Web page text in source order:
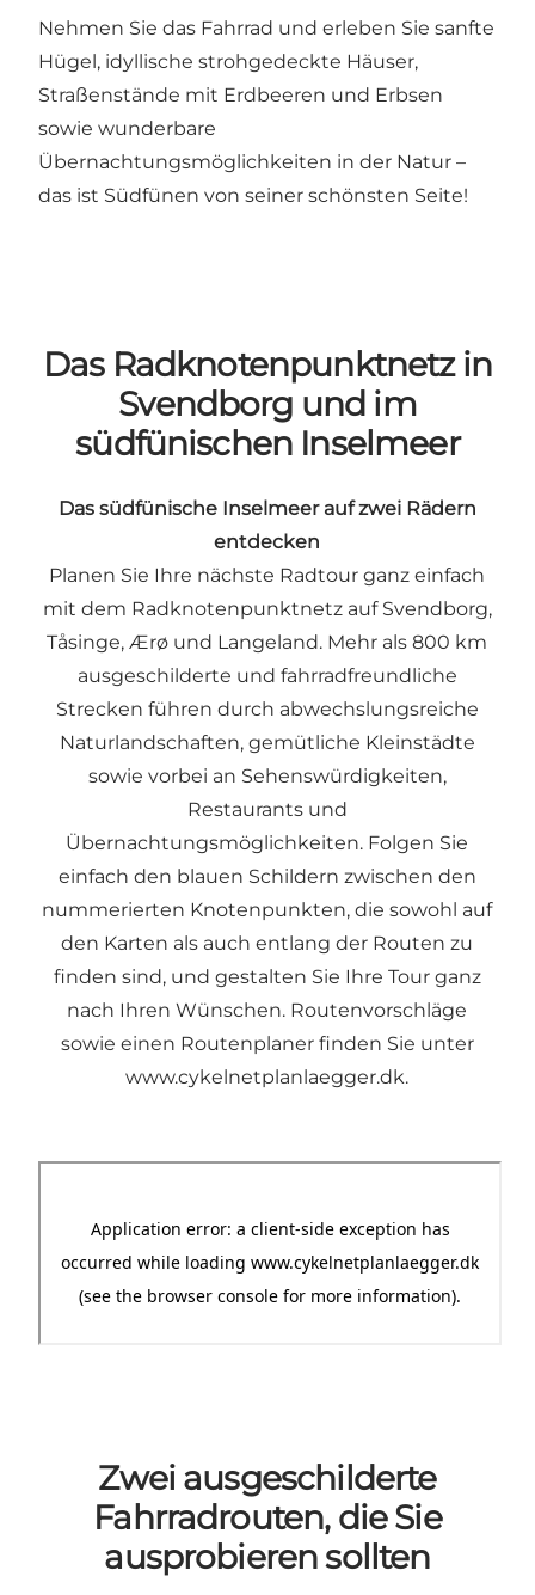
Nehmen Sie das Fahrrad und erleben Sie sanfte
Hügel, idyllische strohgedeckte Häuser,
Straßenstände mit Erdbeeren und Erbsen
sowie wunderbare
Übernachtungsmöglichkeiten in der Natur –
das ist Südfünen von seiner schönsten Seite!
Das Radknotenpunktnetz in
Svendborg und im
südfünischen Inselmeer
Das südfünische Inselmeer auf zwei Rädern
entdecken
Planen Sie Ihre nächste Radtour ganz einfach
mit dem Radknotenpunktnetz auf Svendborg,
Tåsinge, Ærø und Langeland. Mehr als 800 km
ausgeschilderte und fahrradfreundliche
Strecken führen durch abwechslungsreiche
Naturlandschaften, gemütliche Kleinstädte
sowie vorbei an Sehenswürdigkeiten,
Restaurants und
Übernachtungsmöglichkeiten. Folgen Sie
einfach den blauen Schildern zwischen den
nummerierten Knotenpunkten, die sowohl auf
den Karten als auch entlang der Routen zu
finden sind, und gestalten Sie Ihre Tour ganz
nach Ihren Wünschen. Routenvorschläge
sowie einen Routenplaner finden Sie unter
www.cykelnetplanlaegger.dk.
Zwei ausgeschilderte
Fahrradrouten, die Sie
ausprobieren sollten